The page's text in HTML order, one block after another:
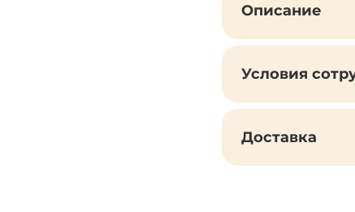
Описание
Условия
Доставка